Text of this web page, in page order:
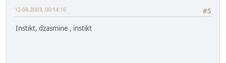
#5
12-08-2003, 00:14:16
Instikt, dzasmine , instikt